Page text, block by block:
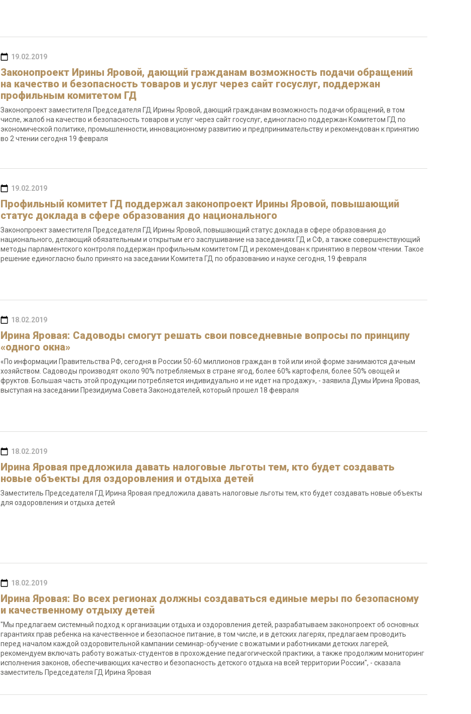
19.02.2019
Законопроект Ирины Яровой, дающий гражданам возможность подачи обращений
на качество и безопасность товаров и услуг через сайт госуслуг, поддержан
профильным комитетом ГД
Законопроект заместителя Председателя ГД Ирины Яровой, дающий гражданам возможность подачи обращений, в том
числе, жалоб на качество и безопасность товаров и услуг через сайт госуслуг, единогласно поддержан Комитетом ГД по
экономической политике, промышленности, инновационному развитию и предпринимательству и рекомендован к принятию
во 2 чтении сегодня 19 февраля
19.02.2019
Профильный комитет ГД поддержал законопроект Ирины Яровой, повышающий
статус доклада в сфере образования до национального
Законопроект заместителя Председателя ГД Ирины Яровой, повышающий статус доклада в сфере образования до
национального, делающий обязательным и открытым его заслушивание на заседаниях ГД и СФ, а также совершенствующий
методы парламентского контроля поддержан профильным комитетом ГД и рекомендован к принятию в первом чтении. Такое
решение единогласно было принято на заседании Комитета ГД по образованию и науке сегодня, 19 февраля
18.02.2019
Ирина Яровая: Садоводы смогут решать свои повседневные вопросы по принципу
«одного окна»
«По информации Правительства РФ, сегодня в России 50-60 миллионов граждан в той или иной форме занимаются дачным
хозяйством. Садоводы производят около 90% потребляемых в стране ягод, более 60% картофеля, более 50% овощей и
фруктов. Большая часть этой продукции потребляется индивидуально и не идет на продажу», - заявила Думы Ирина Яровая,
выступая на заседании Президиума Совета Законодателей, который прошел 18 февраля
18.02.2019
Ирина Яровая предложила давать налоговые льготы тем, кто будет создавать
новые объекты для оздоровления и отдыха детей
Заместитель Председателя ГД Ирина Яровая предложила давать налоговые льготы тем, кто будет создавать новые объекты
для оздоровления и отдыха детей
18.02.2019
Ирина Яровая: Во всех регионах должны создаваться единые меры по безопасному
и качественному отдыху детей
"Мы предлагаем системный подход к организации отдыха и оздоровления детей, разрабатываем законопроект об основных
гарантиях прав ребенка на качественное и безопасное питание, в том числе, и в детских лагерях, предлагаем проводить
перед началом каждой оздоровительной кампании семинар-обучение с вожатыми и работниками детских лагерей,
рекомендуем включать работу вожатых-студентов в прохождение педагогической практики, а также продолжим мониторинг
исполнения законов, обеспечивающих качество и безопасность детского отдыха на всей территории России", - сказала
заместитель Председателя ГД Ирина Яровая